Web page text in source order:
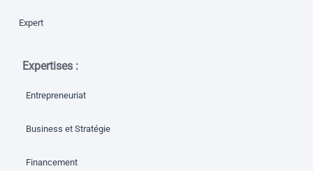
Expert
Expertises :
Entrepreneuriat
Business et Stratégie
Financement